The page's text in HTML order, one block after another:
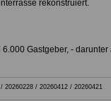
rekonstruiert.
Gastgeber, -
20260228 / 20260412 / 20260421